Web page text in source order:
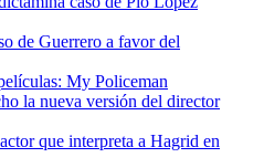
de Guerrero a favor del
My Policeman
la nueva versión del director
que interpreta a Hagrid en